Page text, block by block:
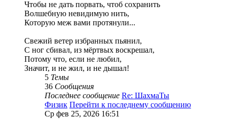
Чтобы не дать порвать, чтоб сохранить
Волшебную невидимую нить,
Которую меж вами протянули...
Свежий ветер избранных пьянил,
С ног сбивал, из мёртвых воскрешал,
Потому что, если не любил,
Значит, и не жил, и не дышал!
5 Темы
36 Сообщения
Последнее сообщение Re: ШахмаТы
Физик Перейти к последнему сообщению
Ср фев 25, 2026 16:51